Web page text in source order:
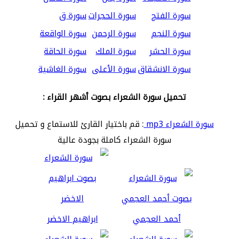
سورة الفتح
سورة الحجراتسورة ق
سورة النجم
سورة الرحمن سورة الواقعة
سورة الحشر
سورة الملك سورة الحاقة
سورة الانشقاقسورة الأعلى سورة الغاشية
تحميل سورة الشعراء بصوت أشهر القراء :
سورة الشعراء mp3
: قم باختيار القارئ للاستماع و تحميل
سورة الشعراء كاملة بجودة عالية
أحمد العجمي ابراهيم الاخضر